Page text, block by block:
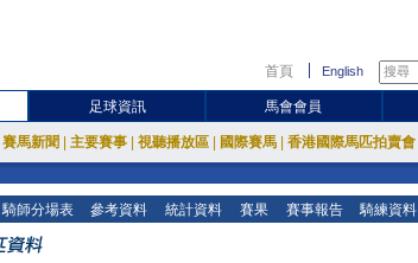
首頁 English
足球資訊 馬會會員
賽馬新聞 主要賽事 視聽播放區 國際賽馬 香港國際馬匹拍賣會
騎師分場表 參考資料 統計資料 賽果 賽事報告 騎練資料